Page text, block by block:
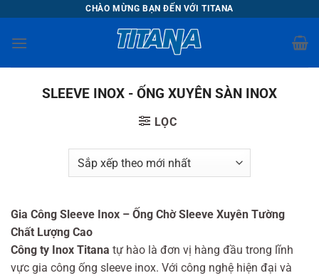
nội
CHÀO MỪNG BẠN ĐẾN VỚI TITANA
SLEEVE INOX - ỐNG XUYÊN SÀN INOX
LỌC
Gia Công Sleeve Inox – Ống Chờ Sleeve Xuyên Tường
Chất Lượng Cao
Công ty Inox Titana tự hào là đơn vị hàng đầu trong lĩnh
vực gia công ống sleeve inox. Với công nghệ hiện đại và